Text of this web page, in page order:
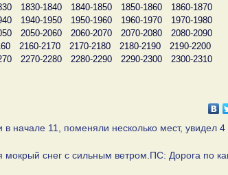
1830-1840 1840-1850 1850-1860
1860-1870
1940-1950 1950-1960 1960-1970
1970-1980
2050-2060 2060-2070 2070-2080
2080-2090
2160-2170 2170-2180 2180-2190
2190-2200
2270-2280 2280-2290 2290-2300
2300-2310
начале 11, поменяли несколько мест, увидел 4
мокрый снег с сильным ветром.ПС: Дорога по